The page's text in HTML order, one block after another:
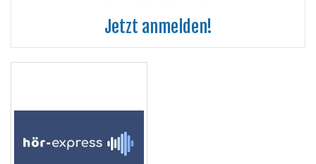
Jetzt anmelden!